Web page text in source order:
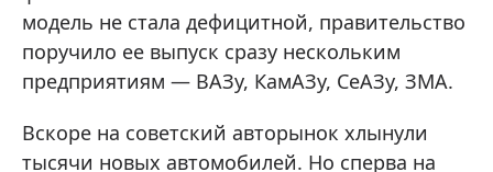
модель не стала дефицитной, правительство
поручило ее выпуск сразу нескольким
предприятиям — ВАЗу, КамАЗу, СеАЗу, ЗМА.
Вскоре на советский авторынок хлынули
тысячи новых автомобилей. Но сперва на